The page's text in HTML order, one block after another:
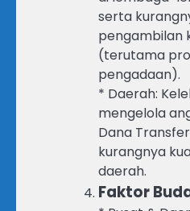
serta
pengambilan
(terutama
pengadaan).
* Daerah:
mengelola
Dana
kurangnya
daerah.
Faktor